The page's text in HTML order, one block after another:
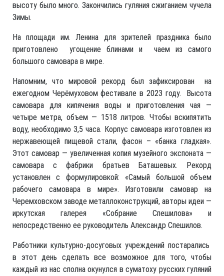
высоту было много. Закончились гуляния сжиганием чучела
Зимы.
На площади им. Ленина для зрителей праздника было
приготовлено угощение блинами и чаем из самого
большого самовара в мире.
Напомним, что мировой рекорд был зафиксирован на
ежегодном Черёмуховом фестивале в 2023 году. Высота
самовара для кипячения воды и приготовления чая —
четыре метра, объем — 1518 литров. Чтобы вскипятить
воду, необходимо 3,5 часа. Корпус самовара изготовлен из
нержавеющей пищевой стали, фасон – «банка гладкая».
Этот самовар — увеличенная копия музейного экспоната —
самовара с фабрики братьев Баташевых. Рекорд
установлен с формулировкой: «Самый большой объем
рабочего самовара в мире». Изготовили самовар на
Черемховском заводе металлоконструкций, авторы идеи —
иркутская галерея «Собрание Спешилова» и
непосредственно ее руководитель Александр Спешилов.
Работники культурно-досуговых учреждений постарались
в этот день сделать все возможное для того, чтобы
каждый из нас сполна окунулся в суматоху русских гуляний